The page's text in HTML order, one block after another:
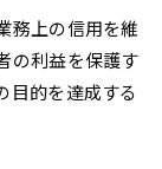
務上の信用を維
の利益を保護す
目的を達成する